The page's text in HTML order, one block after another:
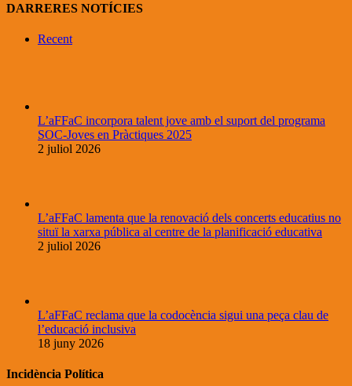
DARRERES NOTÍCIES
Recent
L’aFFaC incorpora talent jove amb el suport del programa
SOC-Joves en Pràctiques 2025
2 juliol 2026
L’aFFaC lamenta que la renovació dels concerts educatius no
situï la xarxa pública al centre de la planificació educativa
2 juliol 2026
L’aFFaC reclama que la codocència sigui una peça clau de
l’educació inclusiva
18 juny 2026
Incidència Política